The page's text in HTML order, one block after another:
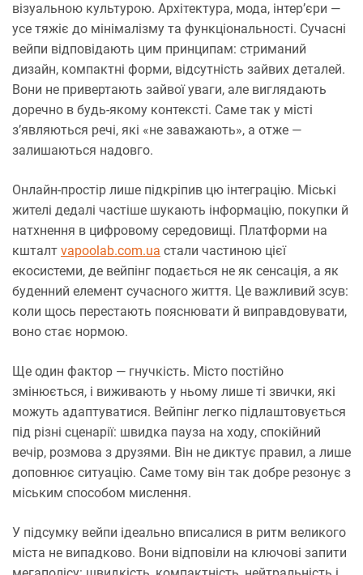
візуальною культурою. Архітектура, мода, інтер’єри —
усе тяжіє до мінімалізму та функціональності. Сучасні
вейпи відповідають цим принципам: стриманий
дизайн, компактні форми, відсутність зайвих деталей.
Вони не привертають зайвої уваги, але виглядають
доречно в будь-якому контексті. Саме так у місті
з’являються речі, які «не заважають», а отже —
залишаються надовго.
Онлайн-простір лише підкріпив цю інтеграцію. Міські
жителі дедалі частіше шукають інформацію, покупки й
натхнення в цифровому середовищі. Платформи на
кшталт vapoolab.com.ua стали частиною цієї
екосистеми, де вейпінг подається не як сенсація, а як
буденний елемент сучасного життя. Це важливий зсув:
коли щось перестають пояснювати й виправдовувати,
воно стає нормою.
Ще один фактор — гнучкість. Місто постійно
змінюється, і виживають у ньому лише ті звички, які
можуть адаптуватися. Вейпінг легко підлаштовується
під різні сценарії: швидка пауза на ходу, спокійний
вечір, розмова з друзями. Він не диктує правил, а лише
доповнює ситуацію. Саме тому він так добре резонує з
міським способом мислення.
У підсумку вейпи ідеально вписалися в ритм великого
міста не випадково. Вони відповіли на ключові запити